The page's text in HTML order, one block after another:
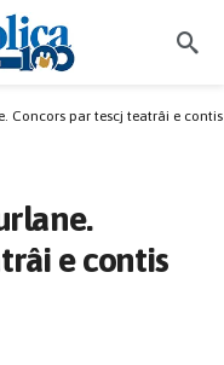
Concors par tescj teatrâi e
e contis